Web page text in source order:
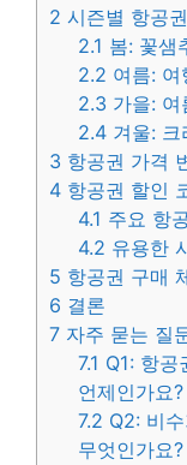
2 시즌별 항공
2.1 봄: 꽃샘
2.2 여름:
2.3 가을: 여
2.4 겨울:
3 항공권 가격
4 항공권 할인
4.1 주요 항
4.2 유용한
5 항공권 구매
6 결론
7 자주 묻는 질
7.1 Q1: 항공
언제인가요?
7.2 Q2: 비
무엇인가요?